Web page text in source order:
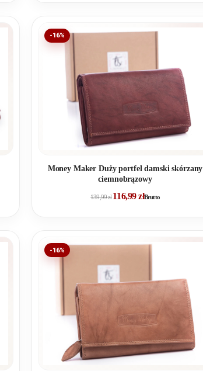
-16%
Money Maker Duży portfel damski skórzany
ciemnobrązowy
139,99zł 116,99złBrutto
-16%